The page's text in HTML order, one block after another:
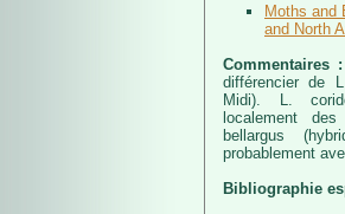
Moths and
and North
Commentaires :
différencier de
Midi). L.
localement
bellargus
probablement
Bibliographie